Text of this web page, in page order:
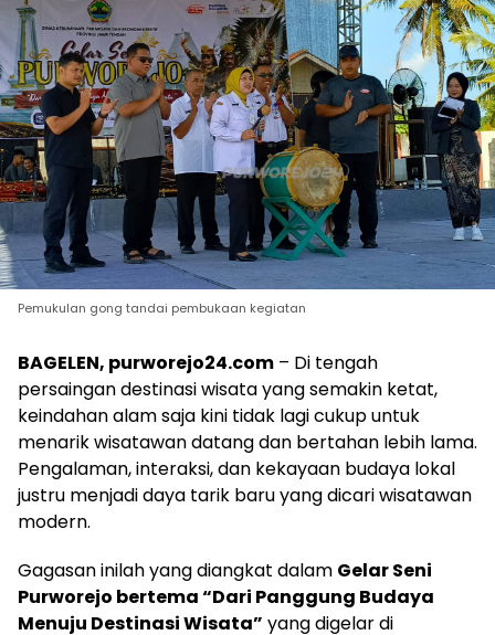
Pemukulan gong tandai pembukaan kegiatan
BAGELEN, purworejo24.com – Di tengah
persaingan destinasi wisata yang semakin ketat,
keindahan alam saja kini tidak lagi cukup untuk
menarik wisatawan datang dan bertahan lebih lama.
Pengalaman, interaksi, dan kekayaan budaya lokal
justru menjadi daya tarik baru yang dicari wisatawan
modern.
Gagasan inilah yang diangkat dalam Gelar Seni
Purworejo bertema “Dari Panggung Budaya
Menuju Destinasi Wisata” yang digelar di